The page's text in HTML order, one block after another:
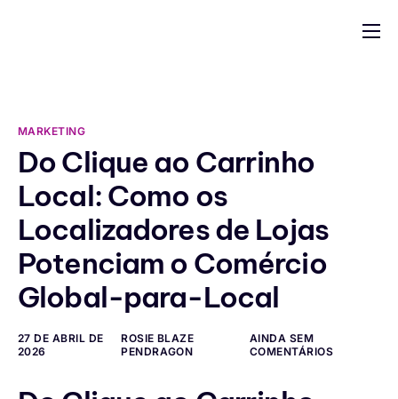
Indústrias
Apoio
Blog
MARKETING
Do Clique ao Carrinho
Local: Como os
Localizadores de Lojas
Potenciam o Comércio
Global-para-Local
27 DE ABRIL DE
2026
ROSIE BLAZE
PENDRAGON
AINDA SEM
COMENTÁRIOS